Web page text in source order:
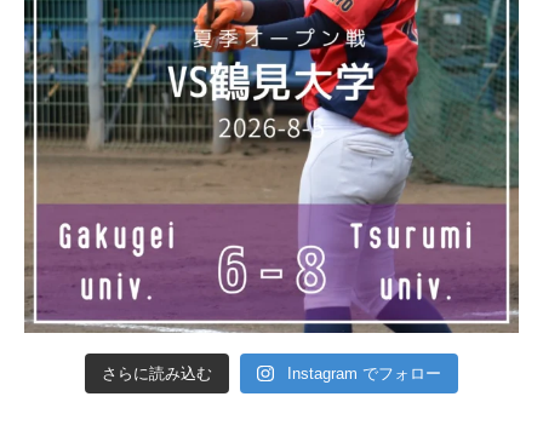
さらに読み込む Instagram でフォロー